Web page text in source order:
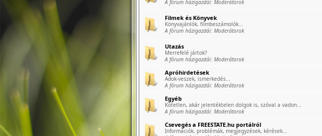
A fórum házigazdái: Moderátorok
Filmek és Könyvek
Könyvajánlók, filmbeszámolók...
A fórum házigazdái: Moderátorok
Utazás
Merrefelé jártok?
A fórum házigazdái: Moderátorok
Apróhirdetések
Adok-veszek, ismerkedés...
A fórum házigazdái: Moderátorok
Egyéb
Kötetlen, akár jelentéktelen dolgok is, szóval a vadon...
A fórum házigazdái: Moderátorok
Csevegés a FREESTATE.hu portálról
Információk, problémák, megjegyzések, kérések...